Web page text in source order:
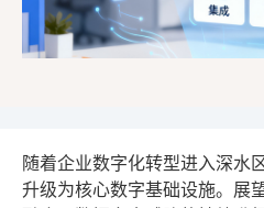
随着企业数字化转型进入深水
升级为核心数字基础设施。展